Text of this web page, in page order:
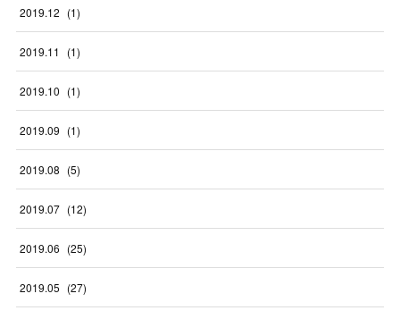
2019.12 (1)
2019.11 (1)
2019.10 (1)
2019.09 (1)
2019.08 (5)
2019.07 (12)
2019.06 (25)
2019.05 (27)